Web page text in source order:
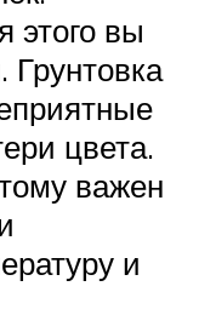
этого вы
цвета.
важен
и